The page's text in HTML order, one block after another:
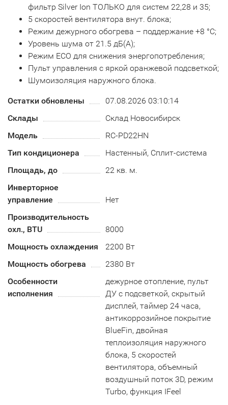
фильтр Silver Ion ТОЛЬКО для систем 22,28 и 35;
5 скоростей вентилятора внут. блока;
Режим дежурного обогрева – поддержание +8 °С;
Уровень шума от 21.5 дБ(А);
Режим ECO для снижения энергопотребления;
Пульт управления с яркой оранжевой подсветкой;
Шумоизоляция наружного блока.
Остатки обновлены
07.08.2026 03:10:14
Склады
Склад Новосибирск
Модель
RC-PD22HN
Тип кондиционера
Настенный, Сплит-система
Площадь, до
22 кв. м.
Инверторное
управление
Нет
Производительность
охл., BTU
8000
Мощность охлаждения
2200 Вт
Мощность обогрева
2380 Вт
Особенности
исполнения
дежурное отопление, пульт
ДУ с подсветкой, скрытый
дисплей, таймер 24 часа,
антикоррозийное покрытие
BlueFin, двойная
теплоизоляция наружного
блока, 5 скоростей
вентилятора, объемный
воздушный поток 3D, режим
Turbo, функция IFeel